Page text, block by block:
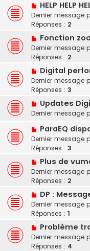
HELP HELP
Dernier message
Réponses : 2
Fonction
Dernier message
Réponses : 2
Digital
Dernier message
Réponses : 3
Updates
Dernier message
ParaEQ
Dernier message
Réponses : 3
Plus de
Dernier message
Réponses : 2
DP :
Dernier message
Réponses : 1
Problème
Dernier message
Réponses : 4